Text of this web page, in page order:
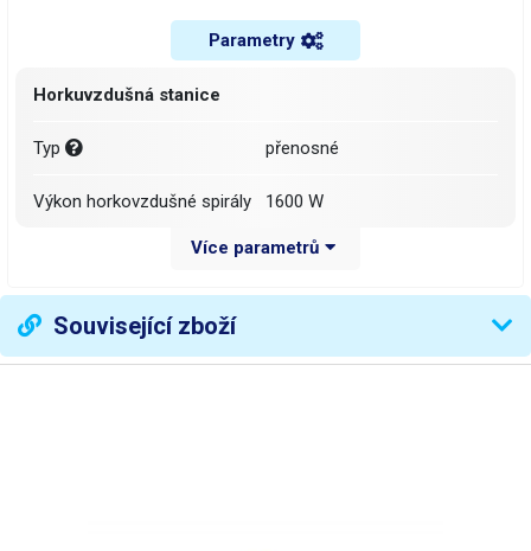
Parametry
Horkuvzdušná stanice
Typ přenosné
Výkon horkovzdušné spirály 1600 W
analogový
Ukazatel teploty horkého
vzduchu
Více parametrů
Související zboží